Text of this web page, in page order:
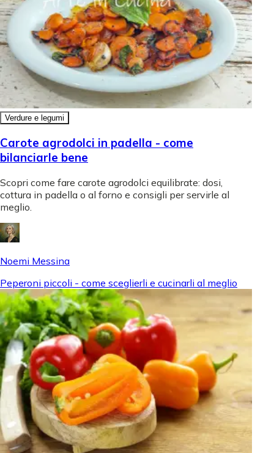
Verdure e legumi
Carote agrodolci in padella - come
bilanciarle bene
Scopri come fare carote agrodolci equilibrate: dosi,
cottura in padella o al forno e consigli per servirle al
meglio.
Noemi Messina
Peperoni piccoli - come sceglierli e cucinarli al meglio